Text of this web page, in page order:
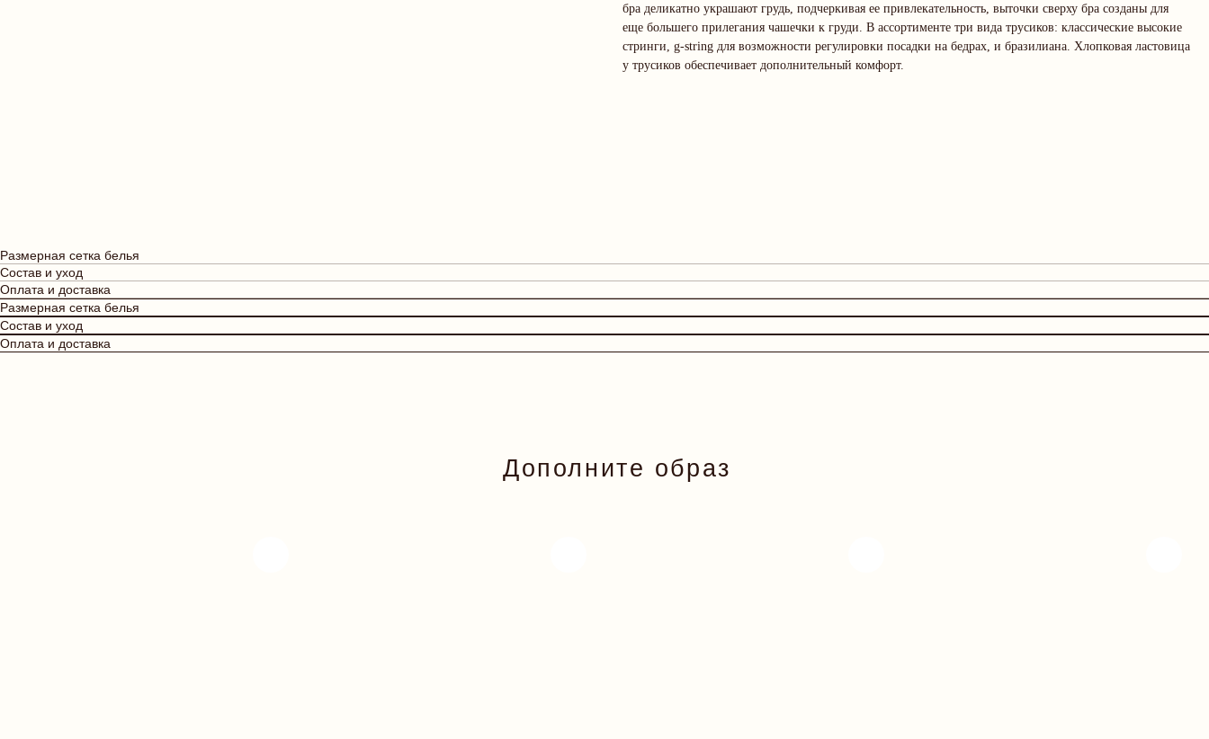
бра деликатно украшают грудь, подчеркивая ее привлекательность, выточки сверху бра созданы для
еще большего прилегания чашечки к груди. В ассортименте три вида трусиков: классические высокие
стринги, g-string для возможности регулировки посадки на бедрах, и бразилиана. Хлопковая ластовица
у трусиков обеспечивает дополнительный комфорт.
Размерная сетка белья
Состав и уход
Оплата и доставка
Размерная сетка белья
Состав и уход
Оплата и доставка
Дополните образ